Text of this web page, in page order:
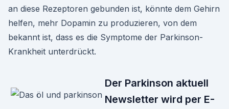
an diese Rezeptoren gebunden ist, könnte dem Gehirn
helfen, mehr Dopamin zu produzieren, von dem
bekannt ist, dass es die Symptome der Parkinson-
Krankheit unterdrückt.
Der Parkinson aktuell
Newsletter wird per E-